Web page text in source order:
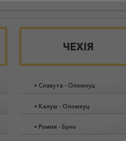
ЧЕХІЯ
• Славута - Оломоуц
• Калуш - Оломоуц
• Ромни - Брно